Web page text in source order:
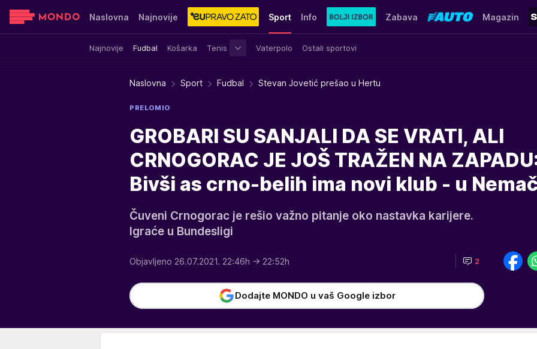
Naslovna Najnovije Sport
Najnovije Fudbal Košarka Tenis Vaterpolo Ostali sportovi
Info Zabava Magazin
Sensa Stvar ukusa Yumama
Naslovna Sport Fudbal Stevan Jovetić prešao u Hertu
PRELOMIO
GROBARI SU SANJALI DA SE VRATI, ALI
CRNOGORAC JE JOŠ TRAŽEN NA
Bivši as crno-belih ima novi klub - u
Čuveni Crnogorac je rešio važno pitanje oko nastavka karijere.
Igraće u Bundesligi
Objavljeno 26.07.2021. 22:46h → 22:52h 2
Dodajte MONDO u vaš Google izbor